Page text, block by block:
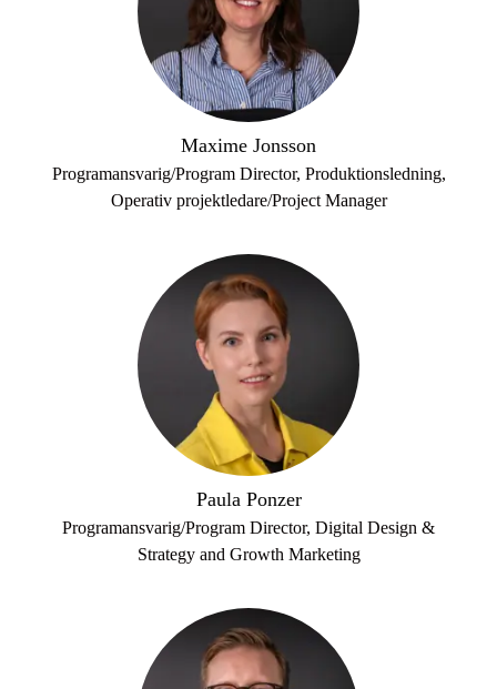
Maxime Jonsson
Programansvarig/Program Director, Produktionsledning,
Operativ projektledare/Project Manager
Paula Ponzer
Programansvarig/Program Director, Digital Design &
Strategy and Growth Marketing